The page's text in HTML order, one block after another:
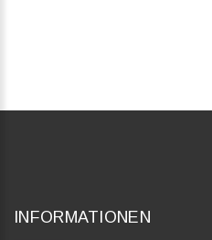
INFORMATIONEN